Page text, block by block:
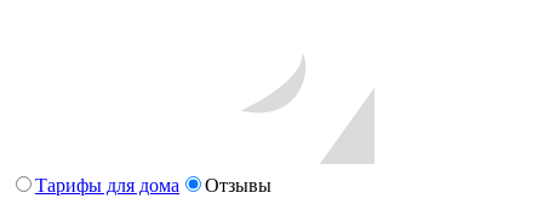
Тарифы для дома Отзывы